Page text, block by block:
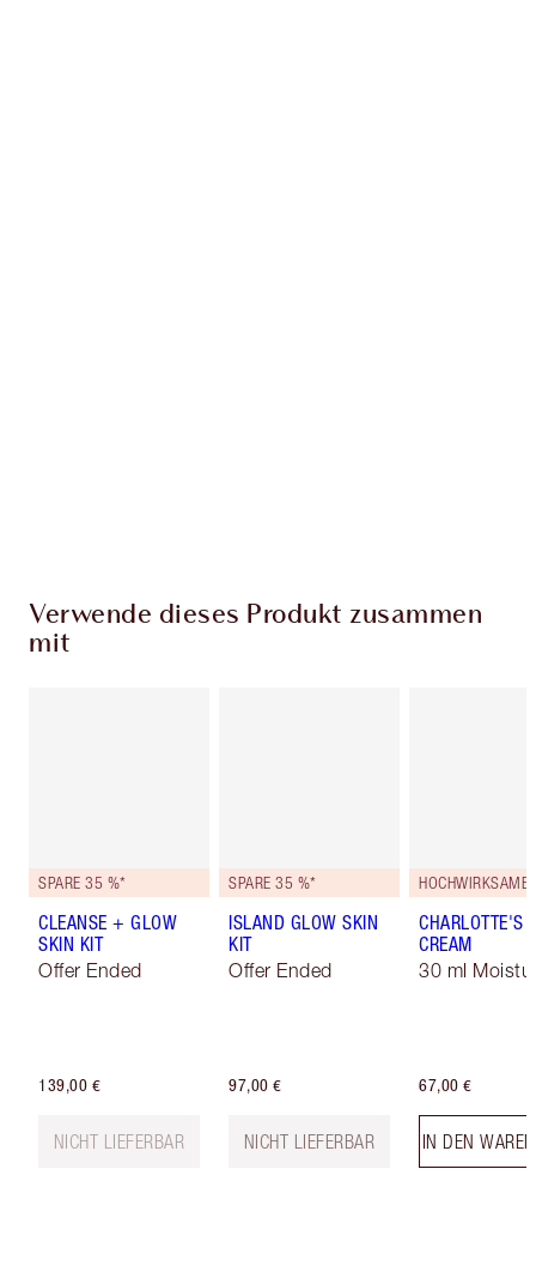
Verwende dieses Produkt zusammen
mit
SPARE 35 %*
CLEANSE + GLOW
SKIN KIT
Offer Ended
139,00 €
NICHT LIEFERBAR
SPARE 35 %*
ISLAND GLOW SKIN
KIT
Offer Ended
97,00 €
NICHT LIEFERBAR
CHARLOTTE'S
CREAM
30 ml
67,00 €
IN DEN